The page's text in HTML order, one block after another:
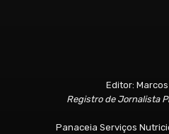
Editor:
Registro de Jornalista
Panaceia Serviços